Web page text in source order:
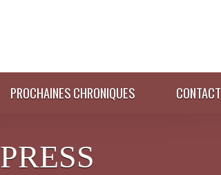
PROCHAINES CHRONIQUES CONTACT